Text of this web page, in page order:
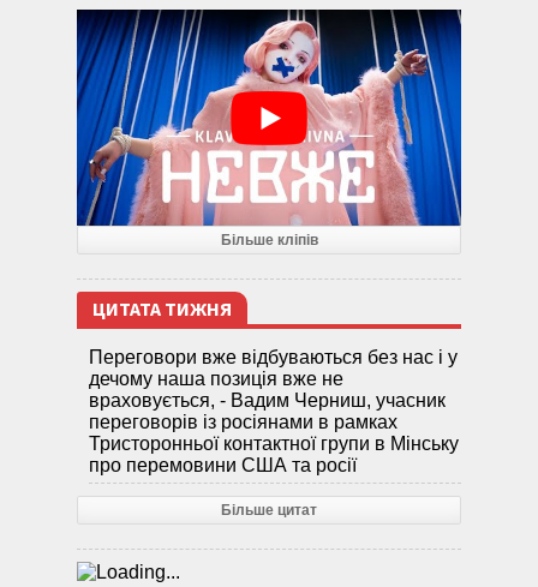
Більше кліпів
ЦИТАТА ТИЖНЯ
Переговори вже відбуваються без нас і у
дечому наша позиція вже не
враховується, - Вадим Черниш, учасник
переговорів із росіянами в рамках
Тристоронньої контактної групи в Мінську
про перемовини США та росії
Більше цитат